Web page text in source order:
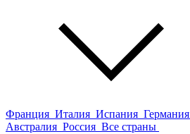
Франция Италия Испания Германия
Австралия Россия Все страны